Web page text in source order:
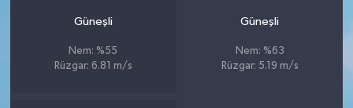
Güneşli
Nem: %55
Rüzgar: 6.81 m/s
Güneşli
Nem: %63
Rüzgar: 5.19 m/s